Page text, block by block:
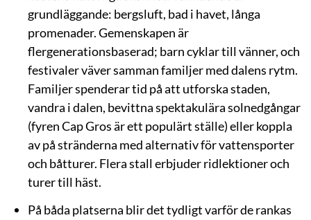
grundläggande: bergsluft, bad i havet, långa
promenader. Gemenskapen är
flergenerationsbaserad; barn cyklar till vänner, och
festivaler väver samman familjer med dalens rytm.
Familjer spenderar tid på att utforska staden,
vandra i dalen, bevittna spektakulära solnedgångar
(fyren Cap Gros är ett populärt ställe) eller koppla
av på stränderna med alternativ för vattensporter
och båtturer. Flera stall erbjuder ridlektioner och
turer till häst.
På båda platserna blir det tydligt varför de rankas